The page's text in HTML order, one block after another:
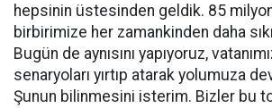
hepsinin üstesinden geldik. 85
birbirimize her zamankinden daha
Bugün de aynısını yapıyoruz,
senaryoları yırtıp atarak yolumuza
Şunun bilinmesini isterim. Bizler bu